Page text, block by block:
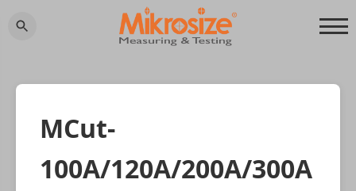
MCut-
100A/120A/200A/300A